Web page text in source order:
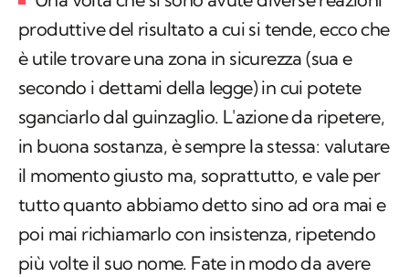
Una volta che si sono avute diverse reazioni
produttive del risultato a cui si tende, ecco che
è utile trovare una zona in sicurezza (sua e
secondo i dettami della legge) in cui potete
sganciarlo dal guinzaglio. L'azione da ripetere,
in buona sostanza, è sempre la stessa: valutare
il momento giusto ma, soprattutto, e vale per
tutto quanto abbiamo detto sino ad ora mai e
poi mai richiamarlo con insistenza, ripetendo